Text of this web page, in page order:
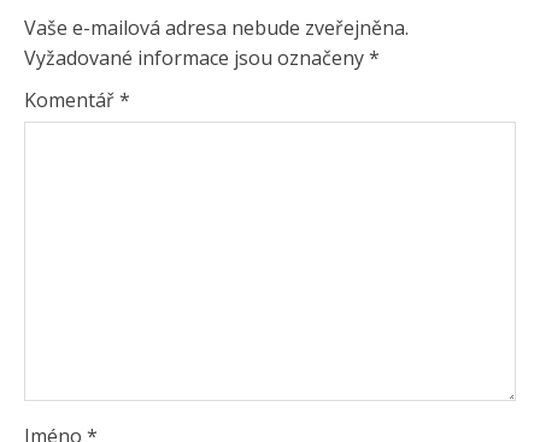
Vaše e-mailová adresa nebude zveřejněna.
Vyžadované informace jsou označeny*
Komentář*
Jméno *